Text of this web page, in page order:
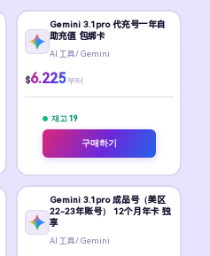
Gemini 3.1pro 代充号一年自
助充值 包绑卡
Al 工具/ Gemini
$6.225 부터
재고 19
구매하기
Gemini 3.1pro 成品号（美区
22-23年账号） 12个月年卡 独
享
Al 工具/ Gemini